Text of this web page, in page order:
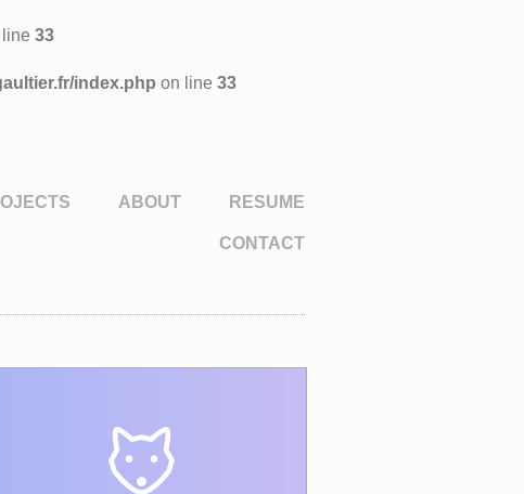
33
index.php on line 33
ABOUT RESUME
CONTACT